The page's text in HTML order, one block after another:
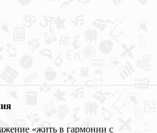
«жить в гармонии с